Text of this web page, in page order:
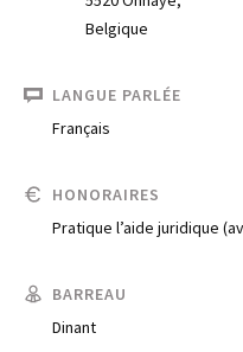
Belgique
LANGUE PARLÉE
Français
HONORAIRES
Pratique l’aide juridique
BARREAU
Dinant